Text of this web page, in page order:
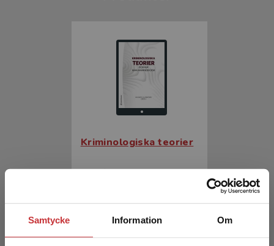
Samtycke Information Om
Kriminologiska teorier
Liljenfors, Rikard (red.)
Exkl. moms: 213 kr